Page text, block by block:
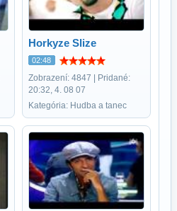
Horkyze Slize
02:48
Zobrazení: 4847 | Pridané:
20:32, 4. 08 07
Kategória: Hudba a tanec